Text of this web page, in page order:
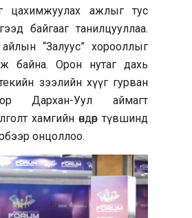
цахимжуулах ажлыг тус
байгааг танилцууллаа.
“Залуус” хорооллыг
байна. Орон нутаг дахь
зээлийн хүүг гурван
Дархан-Уул аймагт
хамгийн өндөр түвшинд
онцоллоо.